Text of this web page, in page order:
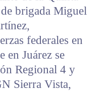
brigada Miguel
federales en
en Juárez se
Regional 4 y
Sierra Vista,